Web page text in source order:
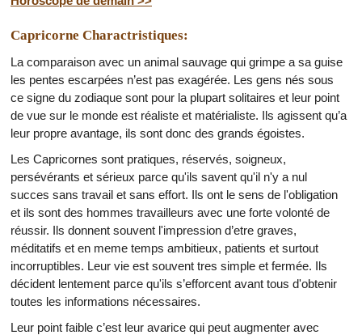
Capricorne Charactristiques:
La comparaison avec un animal sauvage qui grimpe a sa guise
les pentes escarpées n’est pas exagérée. Les gens nés sous
ce signe du zodiaque sont pour la plupart solitaires et leur point
de vue sur le monde est réaliste et matérialiste. Ils agissent qu’a
leur propre avantage, ils sont donc des grands égoistes.
Les Capricornes sont pratiques, réservés, soigneux,
persévérants et sérieux parce qu'ils savent qu'il n'y a nul
succes sans travail et sans effort. Ils ont le sens de l'obligation
et ils sont des hommes travailleurs avec une forte volonté de
réussir. Ils donnent souvent l'impression d’etre graves,
méditatifs et en meme temps ambitieux, patients et surtout
incorruptibles. Leur vie est souvent tres simple et fermée. Ils
décident lentement parce qu'ils s’efforcent avant tous d'obtenir
toutes les informations nécessaires.
Leur point faible c’est leur avarice qui peut augmenter avec